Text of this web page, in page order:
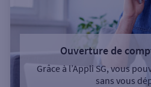
Ouverture de
Grâce à l’Appli SG, vous
sans vous